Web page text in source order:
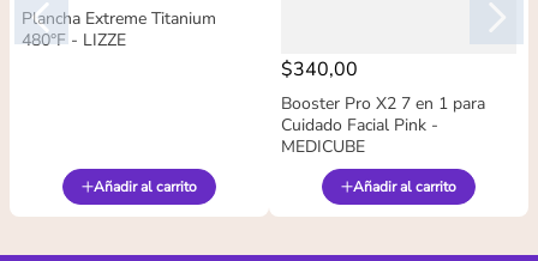
Plancha Extreme Titanium
480°F - LIZZE
Añadir al carrito
$340,00
Booster Pro X2 7 en 1 para
Cuidado Facial Pink -
MEDICUBE
Añadir al carrito